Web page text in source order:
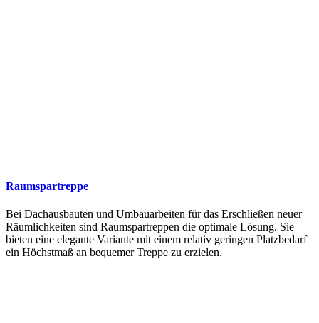
Raumspartreppe
Bei Dachausbauten und Umbauarbeiten für das Erschließen neuer
Räumlichkeiten sind Raumspartreppen die optimale Lösung. Sie
bieten eine elegante Variante mit einem relativ geringen Platzbedarf
ein Höchstmaß an bequemer Treppe zu erzielen.